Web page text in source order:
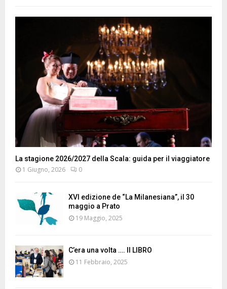
La stagione 2026/2027 della Scala: guida per il viaggiatore
1 Giugno, 2026 0
XVI edizione de “La Milanesiana”, il 30
maggio a Prato
19 Maggio, 2025
C’era una volta …. Il LIBRO
11 Febbraio, 2025